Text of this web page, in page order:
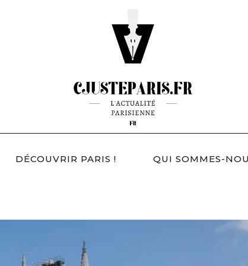
DÉCOUVRIR PARIS ! QUI SOMMES-